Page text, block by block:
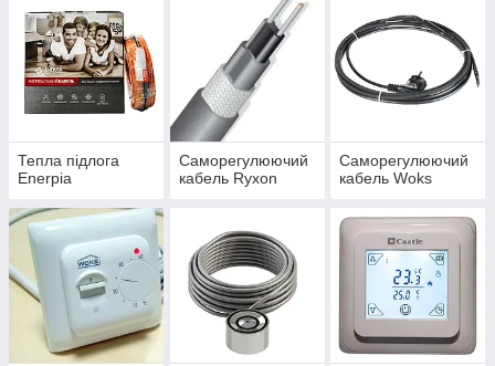
Тепла підлога
Enerpia
Саморегулюючий
кабель Ryxon
Саморегулюючий
кабель Woks